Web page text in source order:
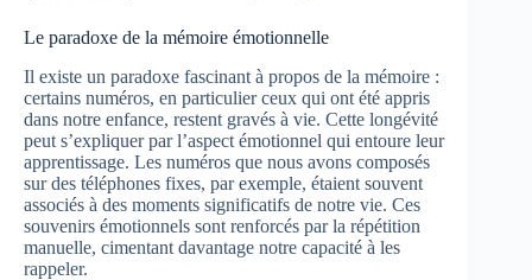
Le paradoxe de la mémoire émotionnelle
Il existe un paradoxe fascinant à propos de la mémoire :
certains numéros, en particulier ceux qui ont été appris
dans notre enfance, restent gravés à vie. Cette longévité
peut s’expliquer par l’aspect émotionnel qui entoure leur
apprentissage. Les numéros que nous avons composés
sur des téléphones fixes, par exemple, étaient souvent
associés à des moments significatifs de notre vie. Ces
souvenirs émotionnels sont renforcés par la répétition
manuelle, cimentant davantage notre capacité à les
rappeler.